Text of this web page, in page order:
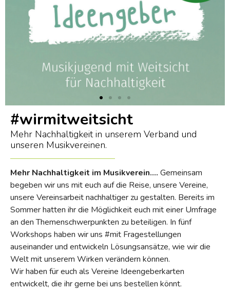
#wirmitweitsicht
Mehr Nachhaltigkeit in unserem Verband und
unseren Musikvereinen.
Mehr Nachhaltigkeit im Musikverein…. Gemeinsam
begeben wir uns mit euch auf die Reise, unsere Vereine,
unsere Vereinsarbeit nachhaltiger zu gestalten. Bereits im
Sommer hatten ihr die Möglichkeit euch mit einer Umfrage
an den Themenschwerpunkten zu beteiligen. In fünf
Workshops haben wir uns #mit Fragestellungen
auseinander und entwickeln Lösungsansätze, wie wir die
Welt mit unserem Wirken verändern können.
Wir haben für euch als Vereine Ideengeberkarten
entwickelt, die ihr gerne bei uns bestellen könnt.